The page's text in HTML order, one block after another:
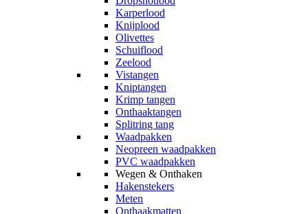
Karperlood
Knijplood
Olivettes
Schuiflood
Zeelood
Vistangen
Kniptangen
Krimp tangen
Onthaaktangen
Splitring tang
Waadpakken
Neopreen waadpakken
PVC waadpakken
Wegen & Onthaken
Hakenstekers
Meten
Onthaakmatten